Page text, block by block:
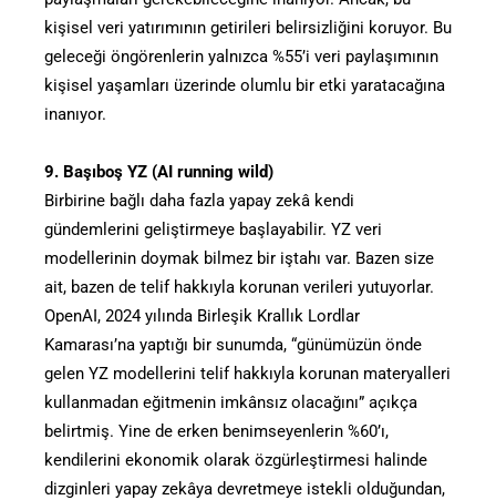
kişisel veri yatırımının getirileri belirsizliğini koruyor. Bu
geleceği öngörenlerin yalnızca %55’i veri paylaşımının
kişisel yaşamları üzerinde olumlu bir etki yaratacağına
inanıyor.
9. Başıboş YZ (AI running wild)
Birbirine bağlı daha fazla yapay zekâ kendi
gündemlerini geliştirmeye başlayabilir. YZ veri
modellerinin doymak bilmez bir iştahı var. Bazen size
ait, bazen de telif hakkıyla korunan verileri yutuyorlar.
OpenAI, 2024 yılında Birleşik Krallık Lordlar
Kamarası’na yaptığı bir sunumda, “günümüzün önde
gelen YZ modellerini telif hakkıyla korunan materyalleri
kullanmadan eğitmenin imkânsız olacağını” açıkça
belirtmiş. Yine de erken benimseyenlerin %60’ı,
kendilerini ekonomik olarak özgürleştirmesi halinde
dizginleri yapay zekâya devretmeye istekli olduğundan,